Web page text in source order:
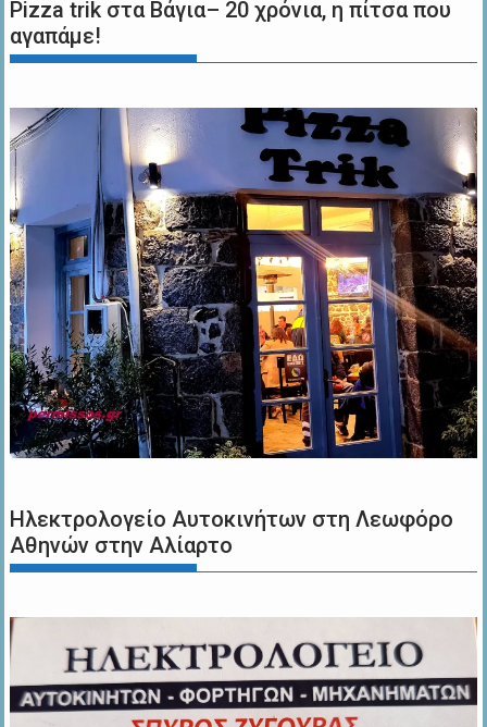
Pizza trik στα Βάγια– 20 χρόνια, η πίτσα που
αγαπάμε!
Ηλεκτρολογείο Αυτοκινήτων στη Λεωφόρο
Αθηνών στην Αλίαρτο